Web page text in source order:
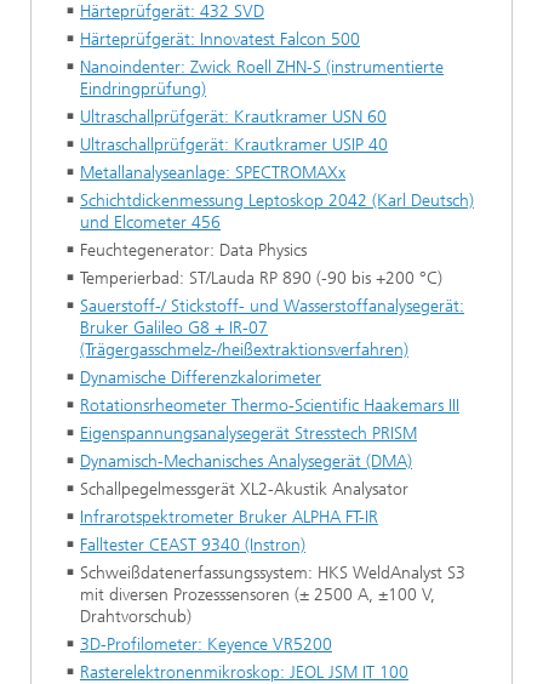
Härteprüfgerät: 432 SVD
Härteprüfgerät: Innovatest Falcon 500
Nanoindenter: Zwick Roell ZHN-S (instrumentierte
Eindringprüfung)
Ultraschallprüfgerät: Krautkramer USN 60
Ultraschallprüfgerät: Krautkramer USIP 40
Metallanalyseanlage: SPECTROMAXx
Schichtdickenmessung Leptoskop 2042 (Karl Deutsch)
und Elcometer 456
Feuchtegenerator: Data Physics
Temperierbad: ST/Lauda RP 890 (-90 bis +200 °C)
Sauerstoff-/ Stickstoff- und Wasserstoffanalysegerät:
Bruker Galileo G8 + IR-07
(Trägergasschmelz-/heißextraktionsverfahren)
Dynamische Differenzkalorimeter
Rotationsrheometer Thermo-Scientific Haakemars III
Eigenspannungsanalysegerät Stresstech PRISM
Dynamisch-Mechanisches Analysegerät (DMA)
Schallpegelmessgerät XL2-Akustik Analysator
Infrarotspektrometer Bruker ALPHA FT-IR
Falltester CEAST 9340 (Instron)
Schweißdatenerfassungssystem: HKS WeldAnalyst S3
mit diversen Prozesssensoren (± 2500 A, ±100 V,
Drahtvorschub)
3D-Profilometer: Keyence VR5200
Rasterelektronenmikroskop: JEOL JSM IT 100